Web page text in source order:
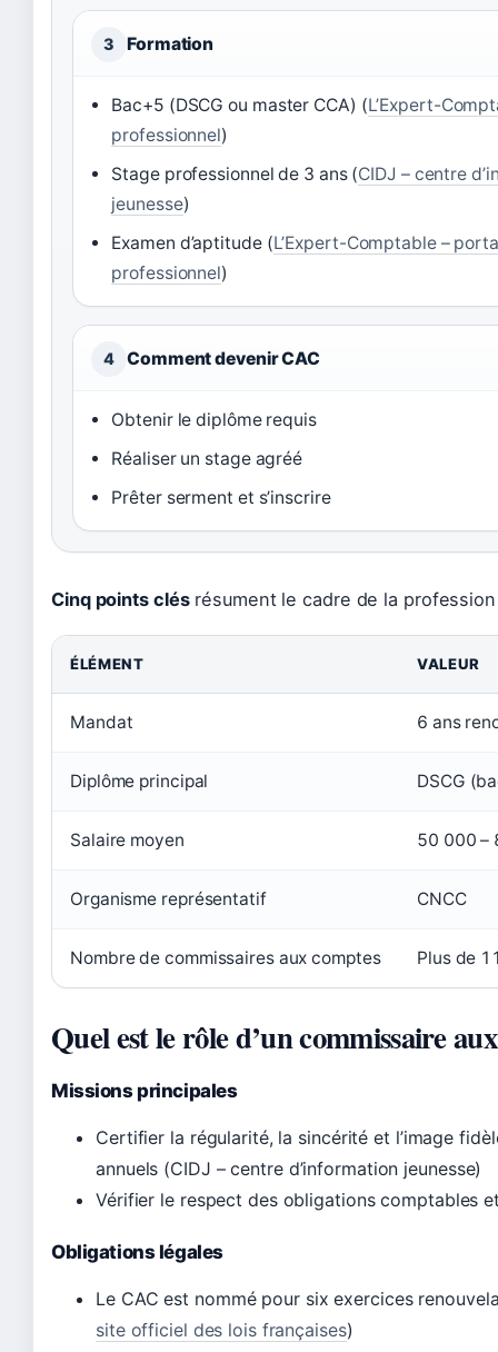
3 Formation
Bac+5 (DSCG ou master CCA) (L’Expert-
professionnel)
Stage professionnel de 3 ans (CIDJ – centre
jeunesse)
Examen d’aptitude (L’Expert-Comptable –
professionnel)
4 Comment devenir CAC
Obtenir le diplôme requis
Réaliser un stage agréé
Prêter serment et s’inscrire
Cinq points clésrésument le cadre de la
ÉLÉMENT VALEUR
Mandat 6 ans
Diplôme principal DSCG
Salaire moyen 50 000 –
Organisme représentatif CNCC
Nombre de commissaires aux comptes Plus de
Quel est le rôle d’un commissaire
Missions principales
Certifier la régularité, la sincérité et l’image
annuels (CIDJ – centre d’information jeunesse)
Vérifier le respect des obligations comptables
Obligations légales
Le CAC est nommé pour six exercices
site officiel des lois françaises)